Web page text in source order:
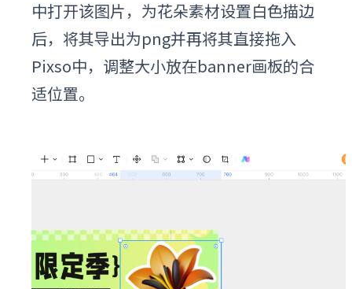
中打开该图片，为花朵素材设置白色描边
后，将其导出为png并再将其直接拖入
Pixso中，调整大小放在banner画板的合
适位置。